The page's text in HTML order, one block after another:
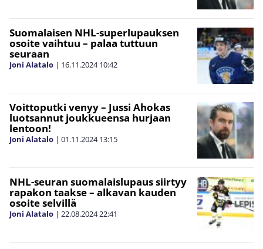
Suomalaisen NHL-superlupauksen
osoite vaihtuu – palaa tuttuun
seuraan
Joni Alatalo | 16.11.2024 10:42
Voittoputki venyy – Jussi Ahokas
luotsannut joukkueensa hurjaan
lentoon!
Joni Alatalo | 01.11.2024 13:15
NHL-seuran suomalaislupaus siirtyy
rapakon taakse – alkavan kauden
osoite selvillä
Joni Alatalo | 22.08.202422:41